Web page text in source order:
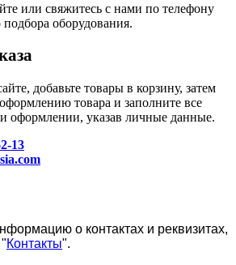
или свяжитесь с нами по телефону
оборудования.
добавьте товары в корзину, затем
товара и заполните все
оформлении, указав личные данные.
13
о контактах и реквизитах,
Контакты".